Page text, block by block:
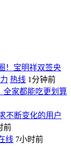
！宝明祥双签央
热线 1分钟前
全家都能吃更划算
不断变化的用户
前
线 7小时前